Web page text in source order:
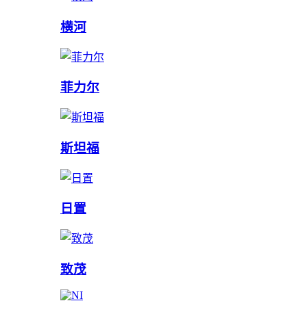
横河
菲力尔
斯坦福
日置
致茂